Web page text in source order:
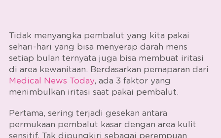
Tidak menyangka pembalut yang kita pakai
sehari-hari yang bisa menyerap darah mens
setiap bulan ternyata juga bisa membuat iritasi
di area kewanitaan. Berdasarkan pemaparan dari
Medical News Today, ada 3 faktor yang
menimbulkan iritasi saat pakai pembalut.
Pertama, sering terjadi gesekan antara
permukaan pembalut kasar dengan area kulit
sensitif. Tak dipungkiri sebagai perempuan